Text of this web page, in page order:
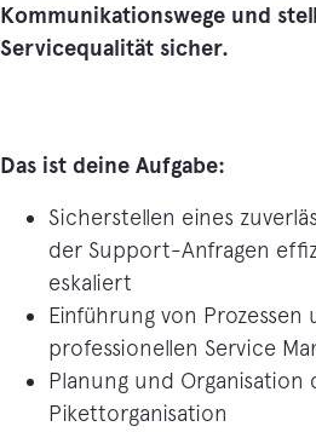
Kommunikationswege und
Servicequalität sicher.
Das ist deine Aufgabe:
Sicherstellen eines
der Support-Anfragen
eskaliert
Einführung von Prozessen
professionellen Service
Planung und Organisation
Pikettorganisation